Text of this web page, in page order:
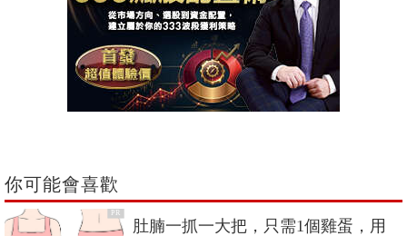
你可能會喜歡
PR
肚腩一抓一大把，只需1個雞蛋，用